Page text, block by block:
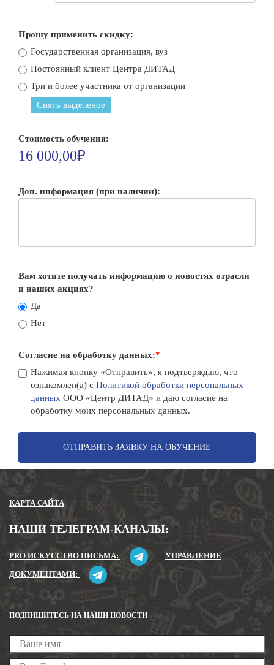
Прошу применить скидку:
Государственная организация, вуз
Постоянный клиент Центра ДИТАД
Три и более участника от организации
Снять выделеное
Стоимость обучения:
16 000,00₽
Доп. информация (при наличии):
Вам хотите получать информацию о новостях отрасли
и наших акциях?
Да
Нет
Согласие на обработку данных:*
Нажимая кнопку «Отправить», я подтверждаю, что
ознакомлен(а) с Политикой обработки персональных
данных ООО «Центр ДИТАД» и даю согласие на
обработку моих персональных данных.
ОТПРАВИТЬ ЗАЯВКУ НА ОБУЧЕНИЕ
КАРТА САЙТА
НАШИ ТЕЛЕГРАМ-КАНАЛЫ:
PRO ИСКУССТВО ПИСЬМА:
УПРАВЛЕНИЕ
ДОКУМЕНТАМИ:
ПОДПИШИТЕСЬ НА НАШИ НОВОСТИ